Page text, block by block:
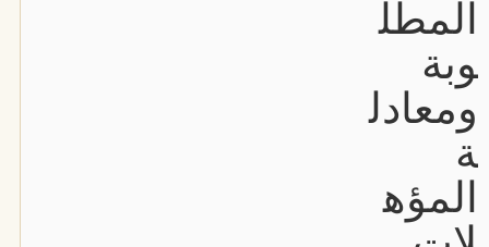
المطل
وبة
ومعادل
ة
المؤه